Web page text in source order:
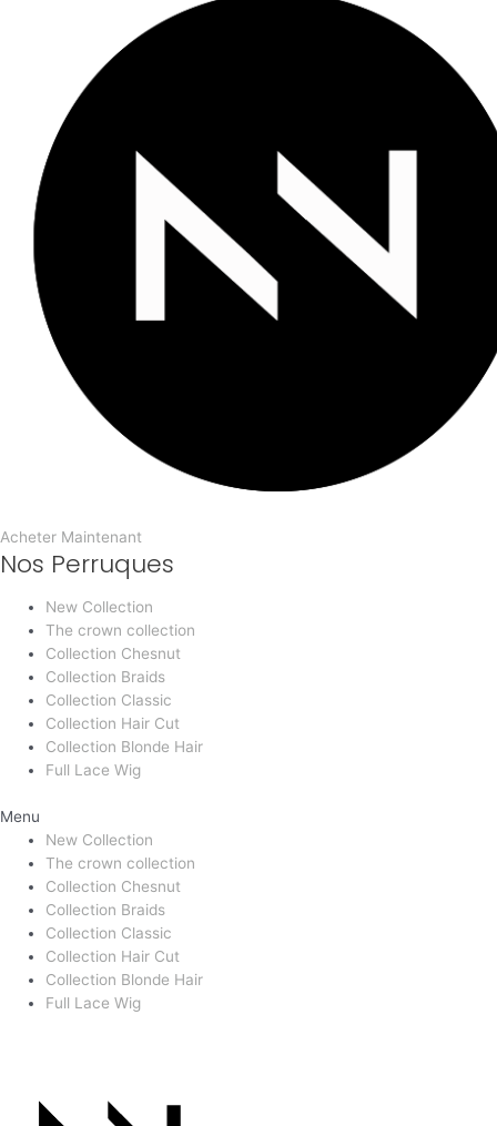
Acheter Maintenant
Nos Perruques
New Collection
The crown collection
Collection Chesnut
Collection Braids
Collection Classic
Collection Hair Cut
Collection Blonde Hair
Full Lace Wig
Menu
New Collection
The crown collection
Collection Chesnut
Collection Braids
Collection Classic
Collection Hair Cut
Collection Blonde Hair
Full Lace Wig